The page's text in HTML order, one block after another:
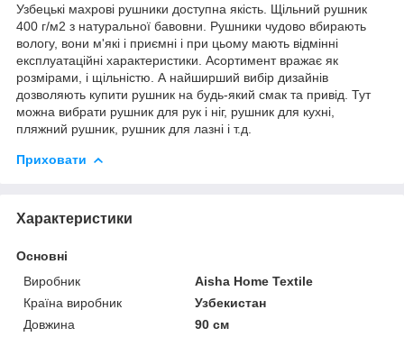
Узбецькі махрові рушники доступна якість. Щільний рушник
400 г/м2 з натуральної бавовни. Рушники чудово вбирають
вологу, вони м'які і приємні і при цьому мають відмінні
експлуатаційні характеристики. Асортимент вражає як
розмірами, і щільністю. А найширший вибір дизайнів
дозволяють купити рушник на будь-який смак та привід. Тут
можна вибрати рушник для рук і ніг, рушник для кухні,
пляжний рушник, рушник для лазні і т.д.
Приховати
Характеристики
Основні
Виробник
Aisha Home Textile
Країна виробник
Узбекистан
Довжина
90 см